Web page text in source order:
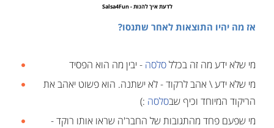
לדעת איך להנות - Salsa4Fun
אז מה יהיו התוצאות לאחר שתנסו?
מי שלא ידע מה זה בכללסלסה - יבין מה הוא הפסיד
מי שלא ידע \ אהב לרקוד - לא ישתנה. הוא פשוט יאהב את
הריקוד המיוחד וכיף שבסלסה :)
מי שפעם פחד מהתגובות של החבר'ה שראו אותו רוקד -